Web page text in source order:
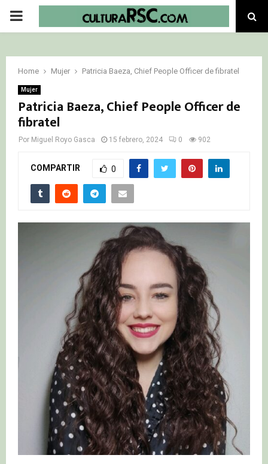
PRIMARY
Home Mujer Patricia Baeza, Chief People Officer de fibratel
Mujer
Patricia Baeza, Chief People Officer de
fibratel
Por Miguel Royo Gasca 15 febrero, 2024 0 902
COMPARTIR 0